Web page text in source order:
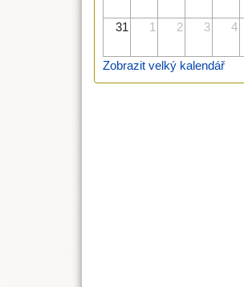
31 1 2 3 4
Zobrazit velký kalendář